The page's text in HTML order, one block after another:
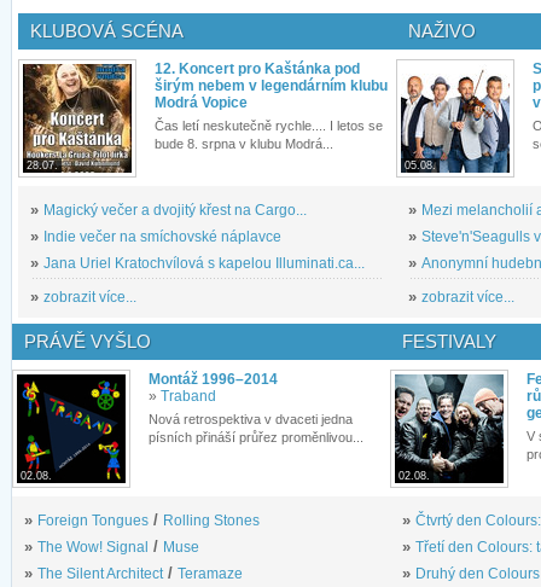
KLUBOVÁ SCÉNA
28.07.
12. Koncert pro Kaštánka pod
širým nebem v legendárním klubu
Modrá Vopice
Čas letí neskutečně rychle.... I letos se
bude 8. srpna v klubu Modrá...
» Magický večer a dvojitý křest na Cargo...
» Indie večer na smíchovské náplavce
» Jana Uriel Kratochvílová s kapelou Illuminati.ca...
» zobrazit více...
NAŽIVO
05.08.
» Mezi melancholií
» Steve'n'Seagulls
» Anonymní
» zobrazit více...
PRÁVĚ VYŠLO
02.08.
Montáž 1996–2014
» Traband
Nová retrospektiva v dvaceti jedna
písních přináší průřez proměnlivou...
» Foreign Tongues / Rolling Stones
» The Wow! Signal / Muse
» The Silent Architect/ Teramaze
FESTIVALY
02.08.
V
» Čtvrtý den
» Třetí den Colours:
» Druhý den